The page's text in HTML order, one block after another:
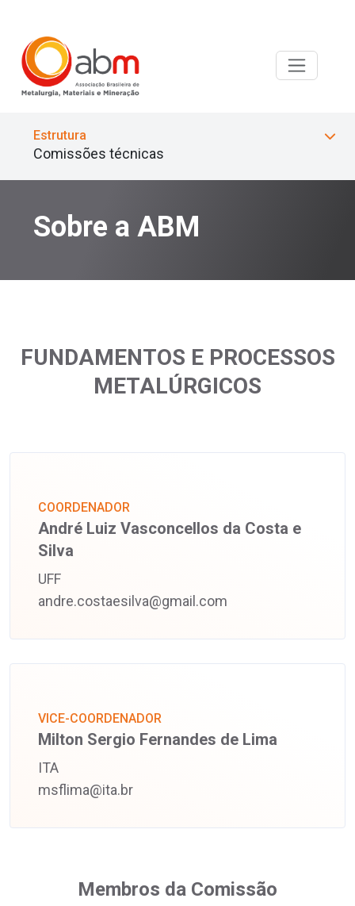
Estrutura
Comissões técnicas
Sobre a ABM
FUNDAMENTOS E PROCESSOS
METALÚRGICOS
COORDENADOR
André Luiz Vasconcellos da Costa e
Silva
UFF
andre.costaesilva@gmail.com
VICE-COORDENADOR
Milton Sergio Fernandes de Lima
ITA
msflima@ita.br
Membros da Comissão